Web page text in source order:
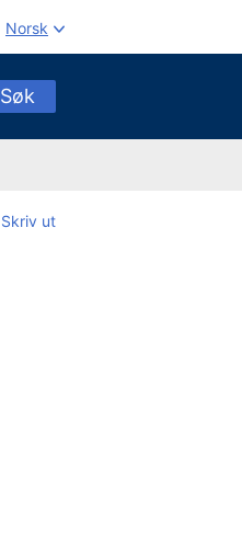
Norsk
Søk
Skriv ut